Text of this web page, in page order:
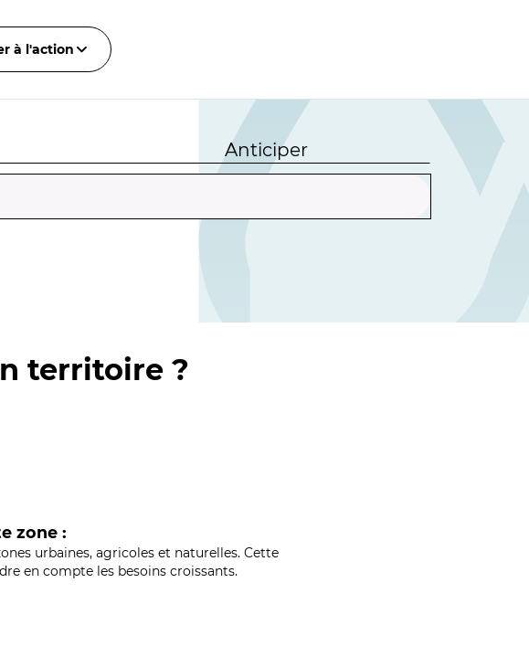
à l'action
Anticiper
territoire ?
zone :
urbaines, agricoles et naturelles. Cette
en compte les besoins croissants.